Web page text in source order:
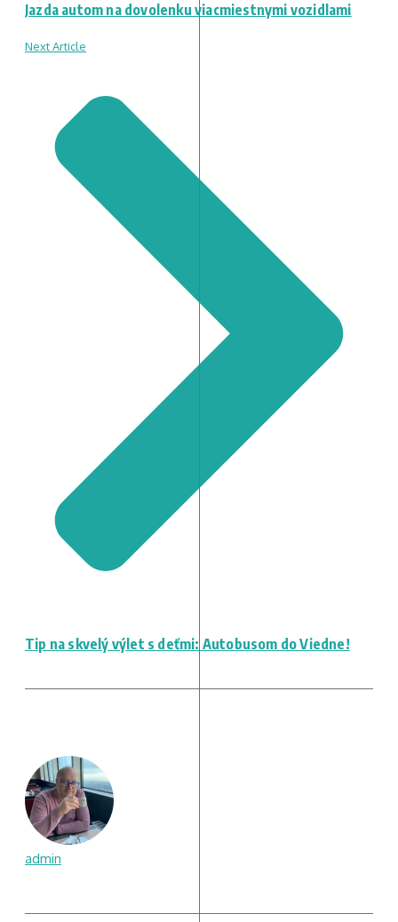
Jazda autom na dovolenku viacmiestnymi vozidlami
Next Article
Tip na skvelý výlet s deťmi: Autobusom do Viedne!
admin